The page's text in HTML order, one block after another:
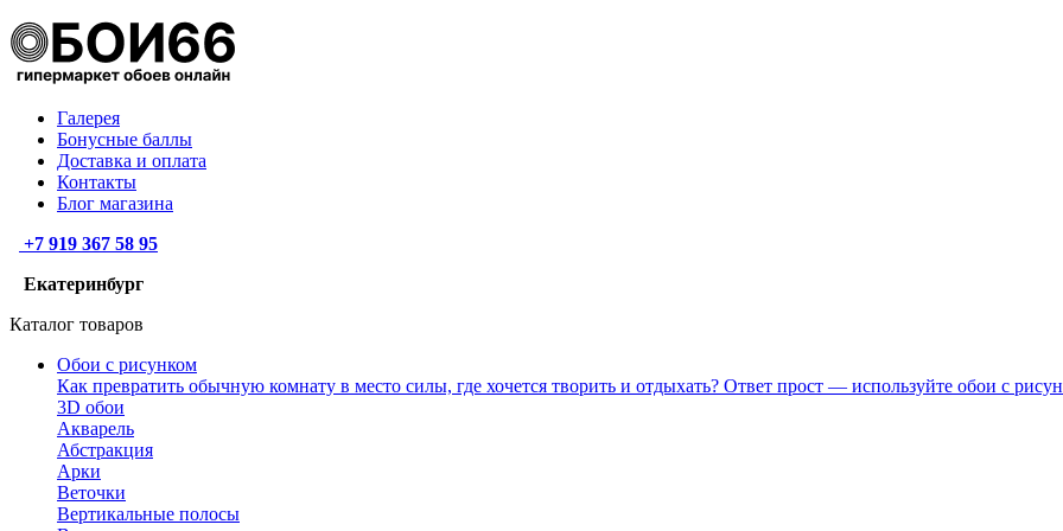
Галерея
Бонусные баллы
Доставка и оплата
Контакты
Блог магазина
+7 919 367 58 95
Екатеринбург
Каталог товаров
Обои с рисунком
Как превратить обычную комнату в место силы, где хочется творить и отдыхать? Ответ прост — используйте обои с
3D обои
Акварель
Абстракция
Арки
Веточки
Вертикальные полосы